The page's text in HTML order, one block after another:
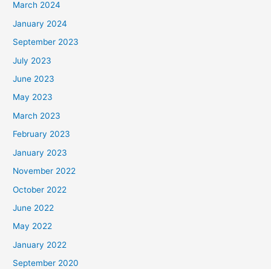
March 2024
January 2024
September 2023
July 2023
June 2023
May 2023
March 2023
February 2023
January 2023
November 2022
October 2022
June 2022
May 2022
January 2022
September 2020